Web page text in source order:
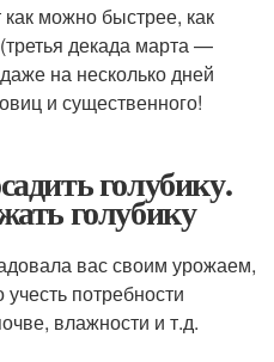
можно быстрее, как
декада марта —
на несколько дней
и существенного!
голубику.
голубику
вас своим урожаем,
потребности
влажности и т.д.